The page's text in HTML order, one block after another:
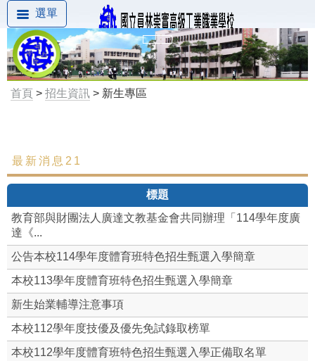
選單
首頁 > 招生資訊 > 新生專區
最新消息
最新消息21
標題
教育部與財團法人廣達文教基金會共同辦理「114學年度廣
達《...
公告本校114學年度體育班特色招生甄選入學簡章
本校113學年度體育班特色招生甄選入學簡章
新生始業輔導注意事項
本校112學年度技優及優先免試錄取榜單
本校112學年度體育班特色招生甄選入學正備取名單